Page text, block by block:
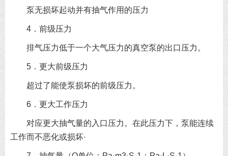
泵无损坏起动并有抽气作用的压力
4．前级压力
排气压力低于一个大气压力的真空泵的出口压力。
5．更大前级压力
超过了能使泵损坏的前级压力。
6．更大工作压力
对应更大抽气量的入口压力。在此压力下，泵能连续
工作而不恶化或损坏·